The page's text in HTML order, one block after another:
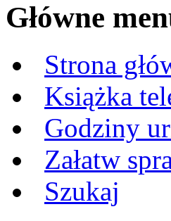
Główne
Strona
Książka
Godziny
Załatw
Szukaj